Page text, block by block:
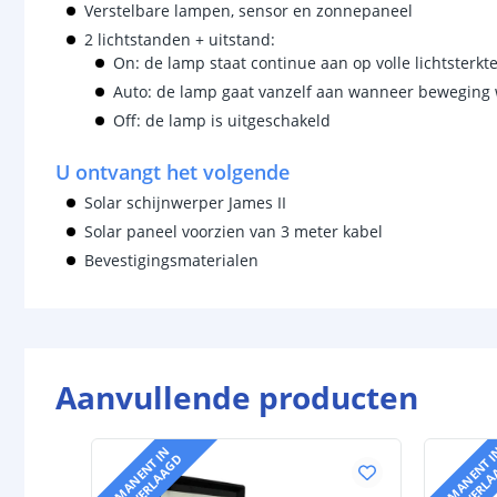
Verstelbare lampen, sensor en zonnepaneel
2 lichtstanden + uitstand:
On: de lamp staat continue aan op volle lichtsterkte
Auto: de lamp gaat vanzelf aan wanneer
Off: de lamp is uitgeschakeld
U ontvangt het volgende
Solar schijnwerper James II
Solar paneel voorzien van 3 meter kabel
Bevestigingsmaterialen
Aanvullende producten
P
E
R
M
A
N
E
N
T
N
P
R
I
J
S
V
E
R
L
A
A
G